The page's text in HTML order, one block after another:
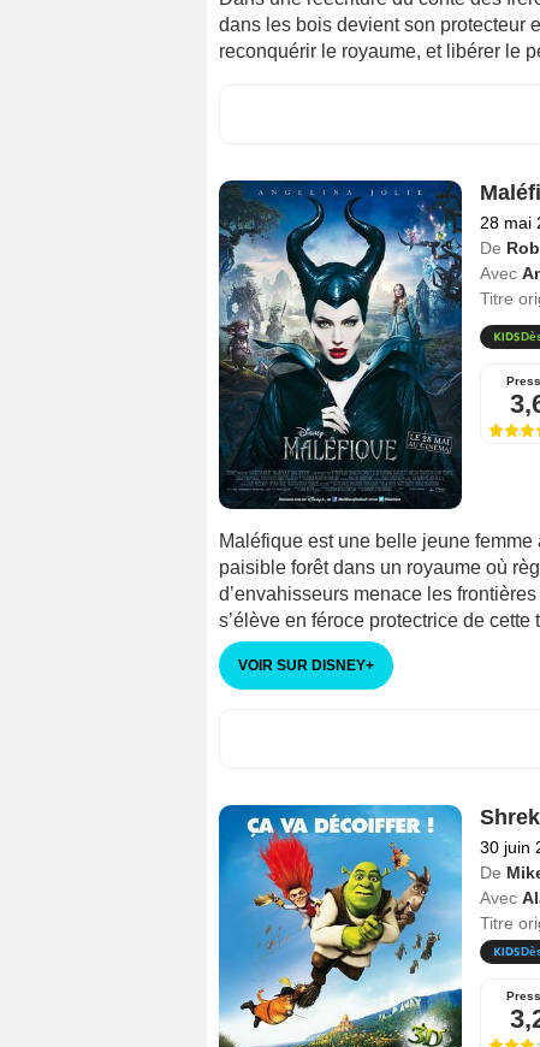
dans les bois devient son protecteur
reconquérir le royaume, et libérer le
28 mai
De
Avec
Titre
Maléfique est une belle jeune
paisible forêt dans un royaume où
d’envahisseurs menace les
s’élève en féroce protectrice de cette
VOIR SUR DISNEY+
30 juin
De
Avec
Titre